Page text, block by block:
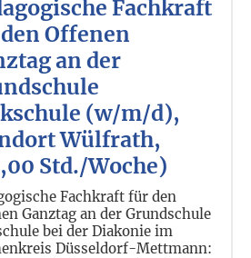
Fachkraft
Offenen
an der
(w/m/d),
Wülfrath,
Std./Woche)
Fachkraft für den
Ganztag an der Grundschule
bei der Diakonie im
Düsseldorf-Mettmann: